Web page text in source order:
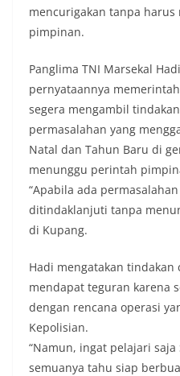
mencurigakan tanpa
pimpinan.
Panglima TNI Marsekal
pernyataannya
segera mengambil
permasalahan yang
Natal dan Tahun Baru di
menunggu perintah
“Apabila ada
ditindaklanjuti tanpa
di Kupang.
Hadi mengatakan
mendapat teguran karena
dengan rencana operasi
Kepolisian.
“Namun, ingat pelajari saja
semuanya tahu siap